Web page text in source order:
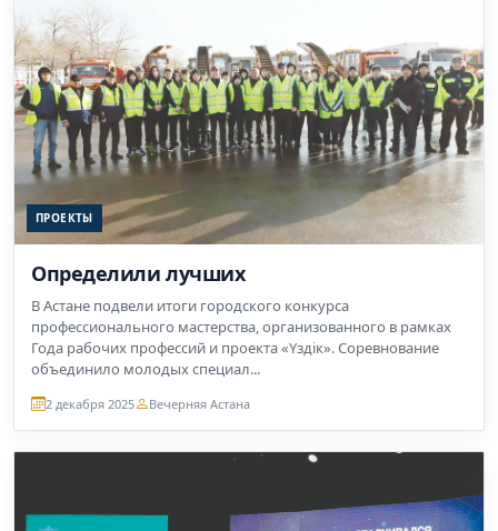
ПРОЕКТЫ
Определили лучших
В Астане подвели итоги городского конкурса
профессионального мастерства, организованного в рамках
Года рабочих профессий и проекта «Үздік». Соревнование
объединило молодых специал...
2 декабря 2025 Вечерняя Астана